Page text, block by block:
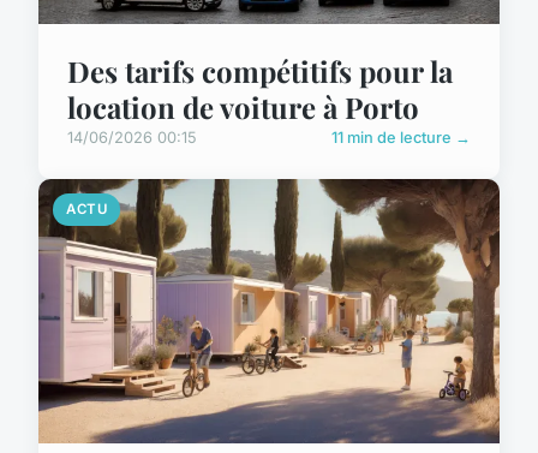
Des tarifs compétitifs pour la
location de voiture à Porto
14/06/2026 00:15 11 min de lecture →
ACTU